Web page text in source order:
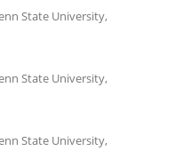
State University,
State University,
State University,